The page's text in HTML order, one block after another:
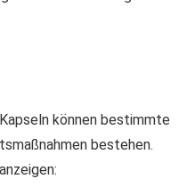
können bestimmte
bestehen.